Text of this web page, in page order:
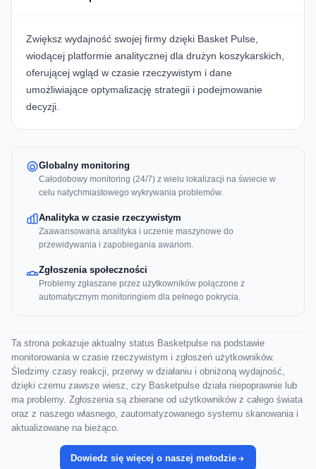
Zwiększ wydajność swojej firmy dzięki Basket Pulse,
wiodącej platformie analitycznej dla drużyn koszykarskich,
oferującej wgląd w czasie rzeczywistym i dane
umożliwiające optymalizację strategii i podejmowanie
decyzji.
Globalny monitoring
Całodobowy monitoring (24/7) z wielu lokalizacji na świecie w
celu natychmiastowego wykrywania problemów.
Analityka w czasie rzeczywistym
Zaawansowana analityka i uczenie maszynowe do
przewidywania i zapobiegania awariom.
Zgłoszenia społeczności
Problemy zgłaszane przez użytkowników połączone z
automatycznym monitoringiem dla pełnego pokrycia.
Ta strona pokazuje aktualny status Basketpulse na podstawie
monitorowania w czasie rzeczywistym i zgłoszeń użytkowników.
Śledzimy czasy reakcji, przerwy w działaniu i obniżoną wydajność,
dzięki czemu zawsze wiesz, czy Basketpulse działa niepoprawnie lub
ma problemy. Zgłoszenia są zbierane od użytkowników z całego świata
oraz z naszego własnego, zautomatyzowanego systemu skanowania i
aktualizowane na bieżąco.
Dowiedz się więcej o naszej metodzie